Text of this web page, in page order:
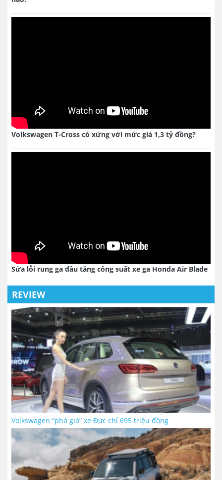
Volkswagen T-Cross có xứng với mức giá 1,3 tỷ đồng?
Sửa lỗi rung ga đầu tăng công suất xe ga Honda Air Blade
REVIEW
Volkswagen “phá giá” xe Đức chỉ 695 triệu đồng